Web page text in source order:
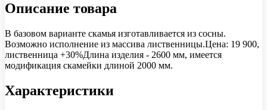
Описание товара
В базовом варианте скамья изготавливается из сосны.
Возможно исполнение из массива лиственницы.Цена: 19 900,
лиственница +30%Длина изделия - 2600 мм, имеется
модификация скамейки длиной 2000 мм.
Характеристики